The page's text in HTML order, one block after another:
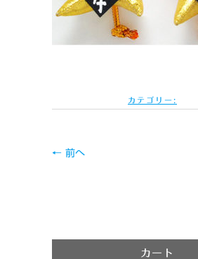
カテゴリー:
← 前へ
カート